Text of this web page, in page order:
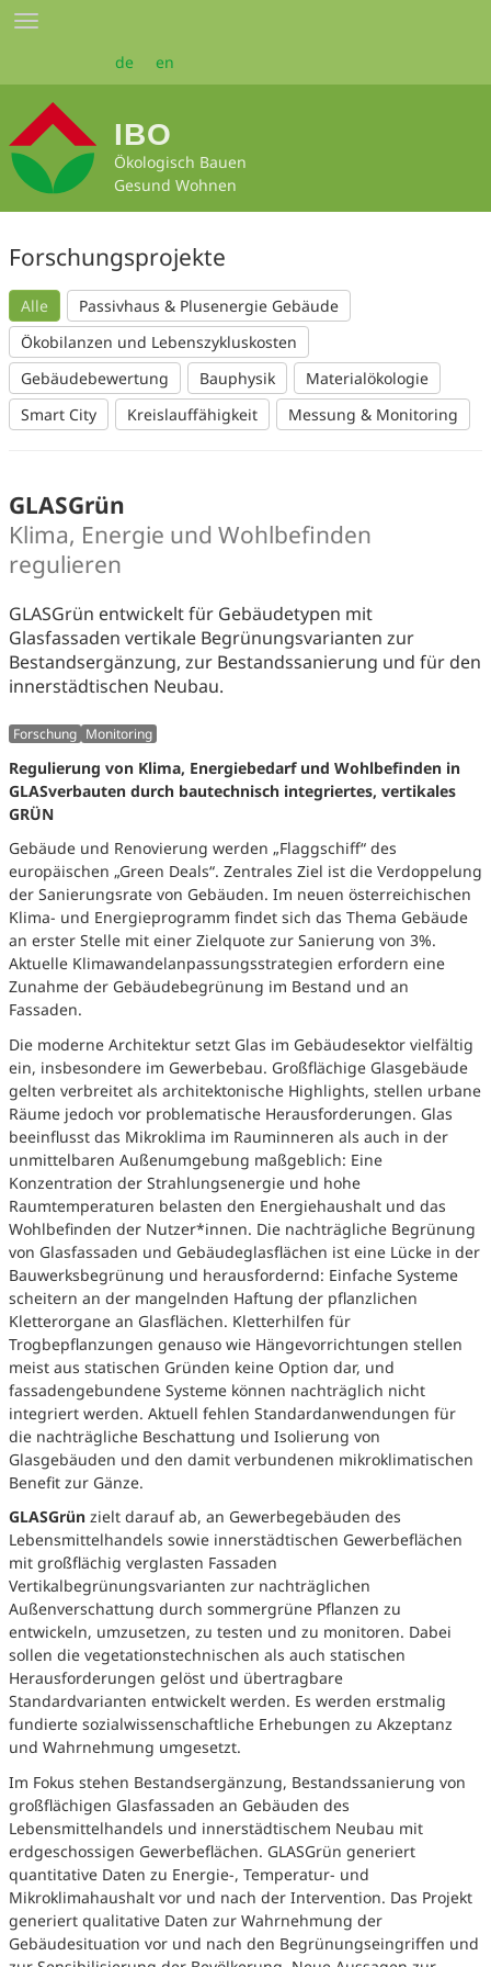
Zum
Seiteninhalt
Toggle
de en
IBO
Ökologisch Bauen
Gesund Wohnen
Forschungsprojekte
Alle
Passivhaus & Plusenergie Gebäude
Ökobilanzen und Lebenszykluskosten
Gebäudebewertung
Bauphysik
Materialökologie
Smart City
Kreislauffähigkeit Messung & Monitoring
GLASGrün
Klima, Energie und Wohlbefinden
regulieren
GLASGrün entwickelt für Gebäudetypen mit
Glasfassaden vertikale Begrünungsvarianten zur
Bestandsergänzung, zur Bestandssanierung und für den
innerstädtischen Neubau.
Forschung Monitoring
Regulierung von Klima, Energiebedarf und Wohlbefinden in
GLASverbauten durch bautechnisch integriertes, vertikales
GRÜN
Gebäude und Renovierung werden „Flaggschiff“ des
europäischen „Green Deals“. Zentrales Ziel ist die Verdoppelung
der Sanierungsrate von Gebäuden. Im neuen österreichischen
Klima- und Energieprogramm findet sich das Thema Gebäude
an erster Stelle mit einer Zielquote zur Sanierung von 3%.
Aktuelle Klimawandelanpassungsstrategien erfordern eine
Zunahme der Gebäudebegrünung im Bestand und an
Fassaden.
Die moderne Architektur setzt Glas im Gebäudesektor vielfältig
ein, insbesondere im Gewerbebau. Großflächige Glasgebäude
gelten verbreitet als architektonische Highlights, stellen urbane
Räume jedoch vor problematische Herausforderungen. Glas
beeinflusst das Mikroklima im Rauminneren als auch in der
unmittelbaren Außenumgebung maßgeblich: Eine
Konzentration der Strahlungsenergie und hohe
Raumtemperaturen belasten den Energiehaushalt und das
Wohlbefinden der Nutzer*innen. Die nachträgliche Begrünung
von Glasfassaden und Gebäudeglasflächen ist eine Lücke in der
Bauwerksbegrünung und herausfordernd: Einfache Systeme
scheitern an der mangelnden Haftung der pflanzlichen
Kletterorgane an Glasflächen. Kletterhilfen für
Trogbepflanzungen genauso wie Hängevorrichtungen stellen
meist aus statischen Gründen keine Option dar, und
fassadengebundene Systeme können nachträglich nicht
integriert werden. Aktuell fehlen Standardanwendungen für
die nachträgliche Beschattung und Isolierung von
Glasgebäuden und den damit verbundenen mikroklimatischen
Benefit zur Gänze.
GLASGrün zielt darauf ab, an Gewerbegebäuden des
Lebensmittelhandels sowie innerstädtischen Gewerbeflächen
mit großflächig verglasten Fassaden
Vertikalbegrünungsvarianten zur nachträglichen
Außenverschattung durch sommergrüne Pflanzen zu
entwickeln, umzusetzen, zu testen und zu monitoren. Dabei
sollen die vegetationstechnischen als auch statischen
Herausforderungen gelöst und übertragbare
Standardvarianten entwickelt werden. Es werden erstmalig
fundierte sozialwissenschaftliche Erhebungen zu Akzeptanz
und Wahrnehmung umgesetzt.
Im Fokus stehen Bestandsergänzung, Bestandssanierung von
großflächigen Glasfassaden an Gebäuden des
Lebensmittelhandels und innerstädtischem Neubau mit
erdgeschossigen Gewerbeflächen. GLASGrün generiert
quantitative Daten zu Energie-, Temperatur- und
Mikroklimahaushalt vor und nach der Intervention. Das Projekt
generiert qualitative Daten zur Wahrnehmung der
Gebäudesituation vor und nach den Begrünungseingriffen und